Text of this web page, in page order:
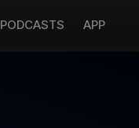
PODCASTS APP